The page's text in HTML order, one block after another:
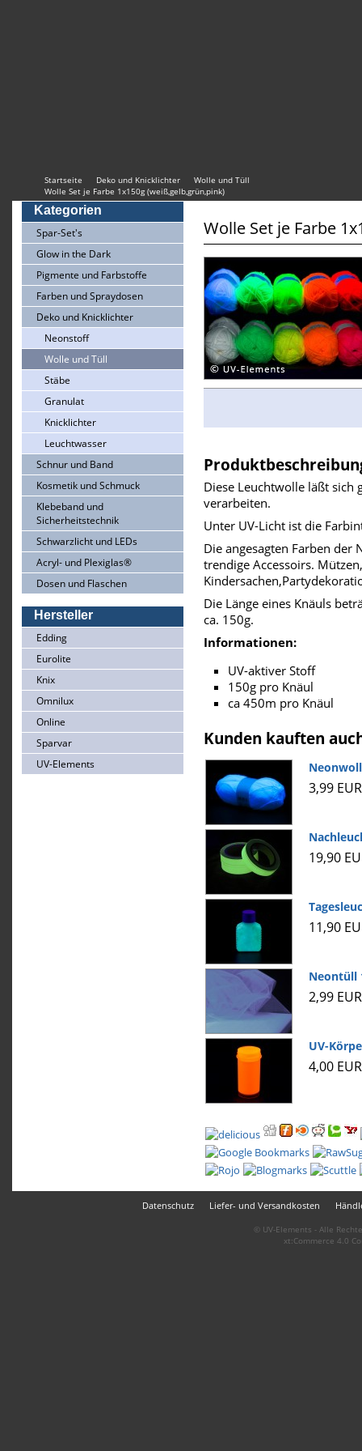
Startseite Deko und Knicklichter
Wolle und Tüll
Wolle Set je Farbe 1x150g (weiß,gelb,grün,pink)
Kategorien
Spar-Set's
Glow in the Dark
Pigmente und Farbstoffe
Farben und Spraydosen
Deko und Knicklichter
Neonstoff
Wolle und Tüll
Stäbe
Granulat
Knicklichter
Leuchtwasser
Schnur und Band
Kosmetik und Schmuck
Klebeband und
Sicherheitstechnik
Schwarzlicht und LEDs
Acryl- und Plexiglas®
Dosen und Flaschen
Hersteller
Edding
Eurolite
Knix
Omnilux
Online
Sparvar
UV-Elements
Wolle Set je Farbe
Diese Leuchtwolle läßt sich
verarbeiten.
Unter UV-Licht ist die
Die angesagten Farben
trendige Accessoirs.
Die Länge eines Knäuls
ca. 150g.
Informationen:
UV-aktiver Stoff
150g pro Knäul
ca 450m pro Knäul
Kunden kauften
3,99 EUR
19,90
11,90
Neontüll
2,99 EUR
UV-
4,00 EUR
Datenschutz Liefer- und Versandkosten
© UV-Elements - Alle
xt:Commerce 4.0